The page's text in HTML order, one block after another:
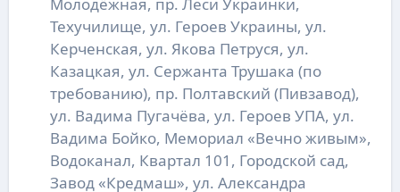
Техучилище, ул. Героев Украины, ул.
Керченская, ул. Якова Петруся, ул.
Казацкая, ул. Сержанта Трушака (по
требованию), пр. Полтавский (Пивзавод),
ул. Вадима Пугачёва, ул. Героев УПА, ул.
Вадима Бойко, Мемориал «Вечно живым»,
Водоканал, Квартал 101, Городской сад,
Завод «Кредмаш», ул. Александра